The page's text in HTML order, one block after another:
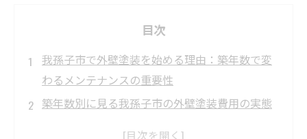
目次
我孫子市で外壁塗装を始める理由：築年数で変
わるメンテナンスの重要性
築年数別に見る我孫子市の外壁塗装費用の実態